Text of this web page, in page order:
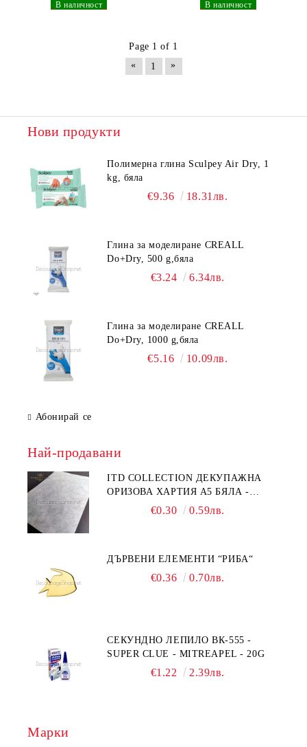
В наличност В наличност
Page 1 of 1
«
1 »
Нови продукти
Полимерна глина Sculpey Air Dry, 1
kg, бяла
€9.36 18.31лв.
Глина за моделиране CREALL
Do+Dry, 500 g,бяла
€3.24 6.34лв.
Глина за моделиране CREALL
Do+Dry, 1000 g,бяла
€5.16 10.09лв.
Абонирай се
Най-продавани
ITD COLLECTION ДЕКУПАЖНА
ОРИЗОВА ХАРТИЯ А5 БЯЛА -
€0.30 0.59лв.
ДЪРВЕНИ ЕЛЕМЕНТИ “РИБА“
€0.36 0.70лв.
СЕКУНДНО ЛЕПИЛО ВК-555 -
SUPER CLUE - MITREAPEL - 20G
€1.22 2.39лв.
Марки